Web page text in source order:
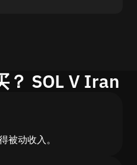
？ SOL V Iran
被动收入。